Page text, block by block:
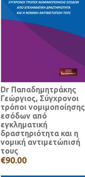
Dr Παπαδημητράκης
Γεώργιος, Σύγχρονοι
τρόποι νομιμοποίησης
εσόδων από
εγκληματική
δραστηριότητα και η
νομική αντιμετώπισή
τους
€90.00